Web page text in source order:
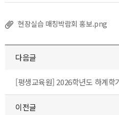
현장실습 매칭박람회 홍보.png
다음글
[평생교육원] 2026학년도 하계학
이전글